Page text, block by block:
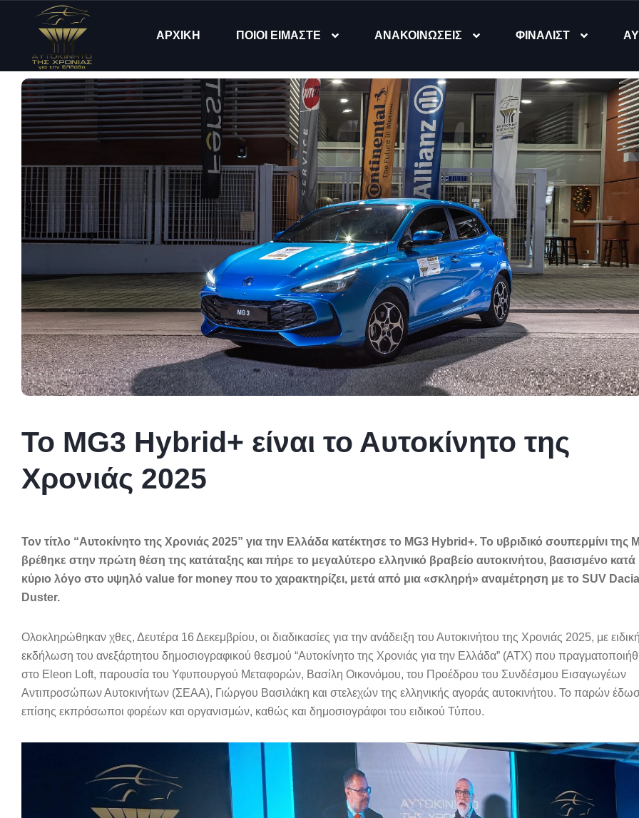
ΑΡΧΙΚΗ ΠΟΙΟΙ ΕΙΜΑΣΤΕ ΑΝΑΚΟΙΝΩΣΕΙΣ ΦΙΝΑΛΙΣΤ
Το MG3 Hybrid+ είναι το Αυτοκίνητο της
Χρονιάς 2025
Τον τίτλο “Αυτοκίνητο της Χρονιάς 2025” για την Ελλάδα κατέκτησε το MG3 Hybrid+. Το υβριδικό σουπερμίνι της
βρέθηκε στην πρώτη θέση της κατάταξης και πήρε το μεγαλύτερο ελληνικό βραβείο αυτοκινήτου, βασισμένο κατά
κύριο λόγο στο υψηλό value for money που το χαρακτηρίζει, μετά από μια «σκληρή» αναμέτρηση με το SUV Dacia
Duster.
Ολοκληρώθηκαν χθες, Δευτέρα 16 Δεκεμβρίου, οι διαδικασίες για την ανάδειξη του Αυτοκινήτου της Χρονιάς 2025, με
εκδήλωση του ανεξάρτητου δημοσιογραφικού θεσμού “Αυτοκίνητο της Χρονιάς για την Ελλάδα” (ΑΤΧ) που
στο Eleon Loft, παρουσία του Υφυπουργού Μεταφορών, Βασίλη Οικονόμου, του Προέδρου του Συνδέσμου Εισαγωγέων
Αντιπροσώπων Αυτοκινήτων (ΣΕΑΑ), Γιώργου Βασιλάκη και στελεχών της ελληνικής αγοράς αυτοκινήτου. Το παρών
επίσης εκπρόσωποι φορέων και οργανισμών, καθώς και δημοσιογράφοι του ειδικού Τύπου.